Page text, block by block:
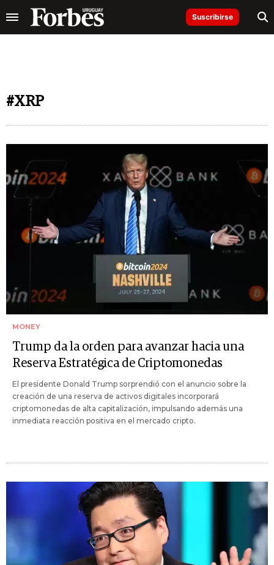
Suscribirse
#XRP
MONEY
Trump da la orden para avanzar hacia una
Reserva Estratégica de Criptomonedas
El presidente Donald Trump sorprendió con el anuncio sobre la
creación de una reserva de activos digitales incorporará
criptomonedas de alta capitalización, impulsando además una
inmediata reacción positiva en el mercado cripto.